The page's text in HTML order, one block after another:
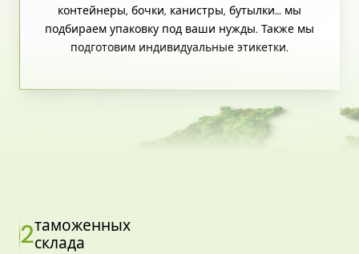
контейнеры, бочки, канистры, бутылки… мы
подбираем упаковку под ваши нужды. Также мы
подготовим индивидуальные этикетки.
2таможенных
склада